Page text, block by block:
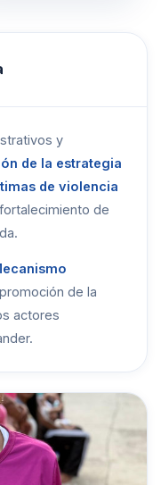
y
de la estrategia
de violencia
de
de la
actores